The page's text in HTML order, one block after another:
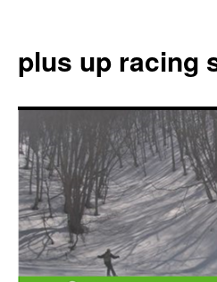
plus up racing